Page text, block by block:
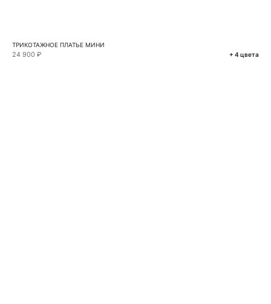
ТРИКОТАЖНОЕ ПЛАТЬЕ МИНИ
24 900 ₽ + 4 цвета